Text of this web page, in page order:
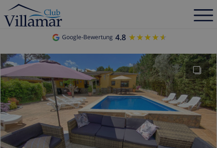
Google-Bewertung 4.8 ★★★★★
★★★★★